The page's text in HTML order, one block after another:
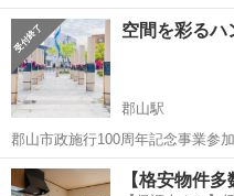
決してきた凄腕のセラピストが会
の出るダイエット施術体験会》を行います！ 【開催
1日、10...
福島 会津若松市 展示会
空間を彩るハ
郡山駅
郡山市政施行100周年記念事業参加 ４月28日（日）〜5月6日（月）15
時 21世紀記念公園麓山の杜 刻の
島支部 ハンギングバスケットは、イギリス発祥の花飾りです。花は人
福島 郡山市 郡山駅 展
【格安物件